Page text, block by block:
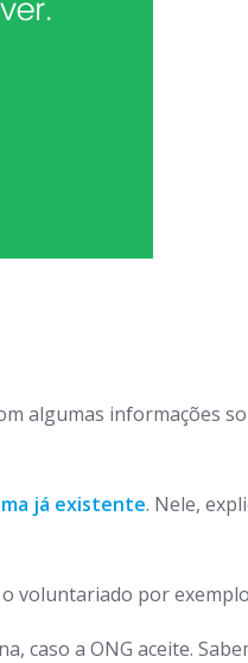
algumas informações
já existente. Nele,
voluntariado por
caso a ONG aceite.